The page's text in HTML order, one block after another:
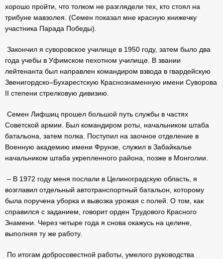
хорошо пройти, что толком не разглядели тех, кто стоял на
трибуне мавзолея. (Семен показал мне красную книжечку
участника Парада Победы).
Закончил я суворовское училище в 1950 году, затем было два
года учебы в Уфимском пехотном училище. В звании
лейтенанта был направлен командиром взвода в гвардейскую
Звенигордско–Бухарестскую Краснознаменную имени Суворова
II степени стрелковую дивизию.
Семен Лифшиц прошел большой путь службы в частях
Советской армии. Был командиром роты, начальником штаба
батальона, затем полка. Поступил на заочное отделение в
Военную академию имени Фрунзе, служил в Забайкалье
начальником штаба укрепленного района, позже в Монголии.
– В 1972 году меня послали в Целиноградскую область, я
возглавил отдельный автотранспортный батальон, которому
была поручена уборка и вывозка урожая с полей. О том, как
справился с заданием, говорит орден Трудового Красного
Знамени. Через четыре года я снова окажусь на целине,
выполняя ту же работу.
По итогам добросовестной работы, умелого руководства